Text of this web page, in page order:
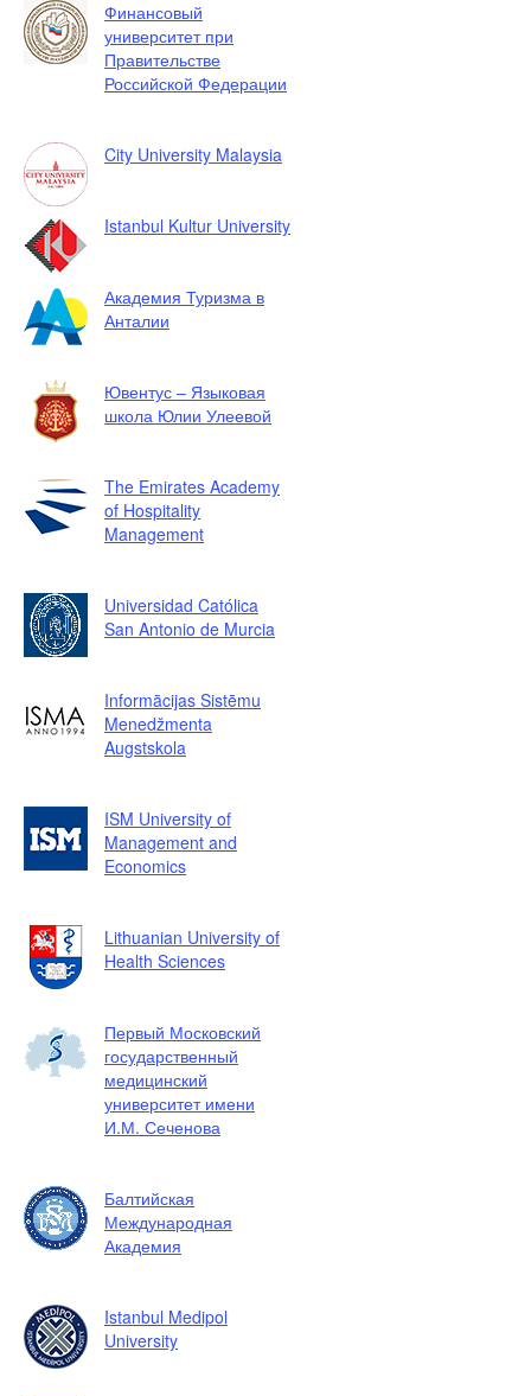
Финансовый
университет при
Правительстве
Российской Федерации
City University Malaysia
Istanbul Kultur University
Академия Туризма в
Анталии
Ювентус – Языковая
школа Юлии Улеевой
The Emirates Academy
of Hospitality
Management
Universidad Católica
San Antonio de Murcia
Informācijas Sistēmu
Menedžmenta
Augstskola
ISM University of
Management and
Economics
Lithuanian University of
Health Sciences
Первый Московский
государственный
медицинский
университет имени
И.М. Сеченова
Балтийская
Международная
Академия
Istanbul Medipol
University